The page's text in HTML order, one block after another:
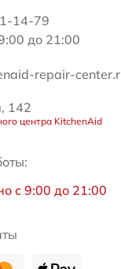
14-79
до 21:00
repair-
142
центра KitchenAid
с 9:00 до 21:00